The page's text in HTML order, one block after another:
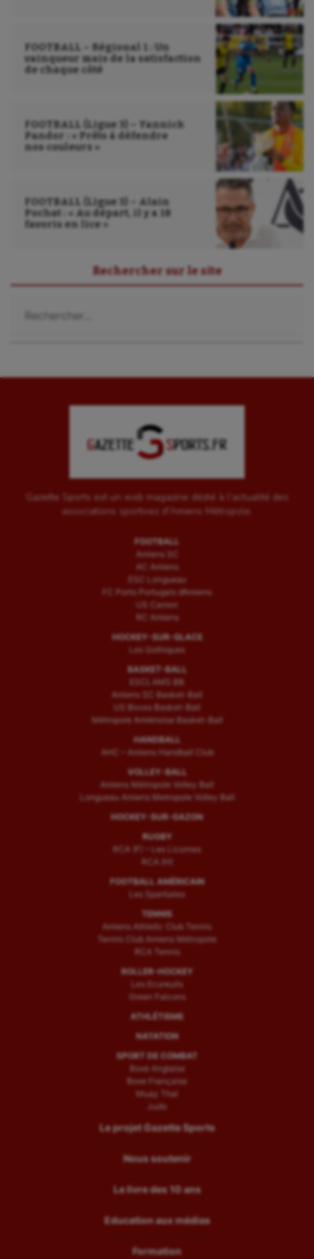
Sport handicap
Sport-santé
Tir à l'arc
Triathlon
UNSS
FOOTBALL – Régional 1 : Un
vainqueur mais de la satisfaction
de chaque côté
FOOTBALL (Ligue 3) – Yannick
Pandor : « Prêts à défendre
nos couleurs »
FOOTBALL (Ligue 3) – Alain
Pochat : « Au départ, il y a 18
favoris en lice »
Rechercher sur le site
Gazette Sports est un web magazine dédié à l'actualité des
associations sportives d'Amiens Métropole.
FOOTBALL
Amiens SC
AC Amiens
ESC Longueau
FC Porto Portugais d’Amiens
US Camon
RC Amiens
HOCKEY-SUR-GLACE
Les Gothiques
BASKET-BALL
ESCLAMS BB
Amiens SC Basket-Ball
US Boves Basket-Ball
Métropole Amiénoise Basket-Ball
HANDBALL
AHC – Amiens Handball Club
VOLLEY-BALL
Amiens Métropole Volley Ball
Longueau Amiens Metropole Volley Ball
HOCKEY-SUR-GAZON
RUGBY
RCA (F) – Les Licornes
RCA (H)
FOOTBALL AMÉRICAIN
Les Spartiates
TENNIS
Amiens Athletic Club Tennis
Tennis Club Amiens Métropole
RCA Tennis
ROLLER-HOCKEY
Les Ecureuils
Green Falcons
ATHLÉTISME
NATATION
SPORT DE COMBAT
Boxe Anglaise
Boxe Française
Muay Thaï
Judo
Le projet Gazette Sports
Nous soutenir
Le livre des 10 ans
Education aux médias
Formation